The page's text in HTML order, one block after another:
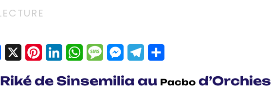
Facebook
X Pinterest
LinkedInWhatsApp
MessageMessenger
Telegram
de Sinsemilia au Pacbo d’Orchies